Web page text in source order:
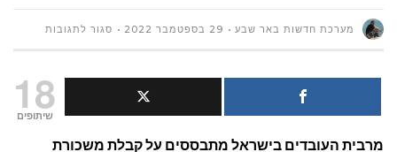
מערכת חדשות באר שבע 29 בספטמבר 2022 סגור לתגובותעל
התנאים
18
שיתופים
מרבית העובדים בישראל מתבססים על קבלת משכורת